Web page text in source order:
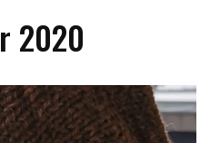
2020